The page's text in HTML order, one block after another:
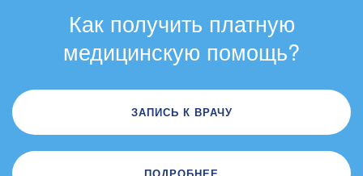
Как получить платную
медицинскую помощь?
ЗАПИСЬ К ВРАЧУ